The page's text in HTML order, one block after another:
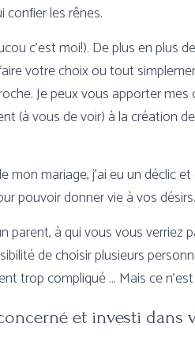
confier les rênes.
c’est moi!). De plus en plus
votre choix ou tout
Je peux vous apporter
(à vous de voir) à la création de
mon mariage, j’ai eu un déclic
pouvoir donner vie à vos désirs.
parent, à qui vous vous verriez
de choisir plusieurs
trop compliqué … Mais ce
et investi dans